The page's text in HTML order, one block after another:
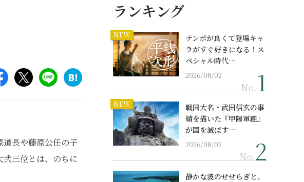
長や藤原公任の子
三位とは、のちに
ランキング
NEW
テンポが良くて登場キャ
ラがすぐ好きになる！ス
ペシャル時代…
2026/08/02
No.
NEW
戦国大名・武田信玄の事
績を描いた『甲陽軍鑑』
が国を滅ぼす…
2026/08/02
No.
静かな波のせせらぎと、